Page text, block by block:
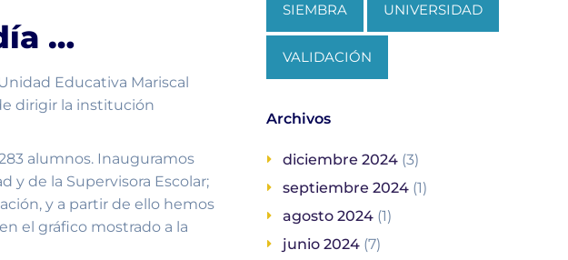
…
Educativa Mariscal
dirigir la institución
alumnos. Inauguramos
y de la Supervisora Escolar;
y a partir de ello hemos
el gráfico mostrado a la
SIEMBRA UNIVERSIDAD
VALIDACIÓN
Archivos
diciembre 2024 (3)
septiembre 2024 (1)
agosto 2024 (1)
junio 2024 (7)